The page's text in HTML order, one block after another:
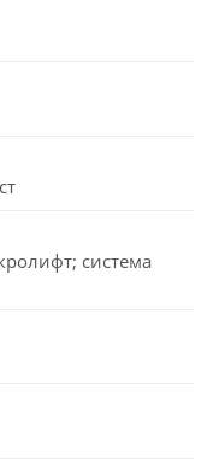
система